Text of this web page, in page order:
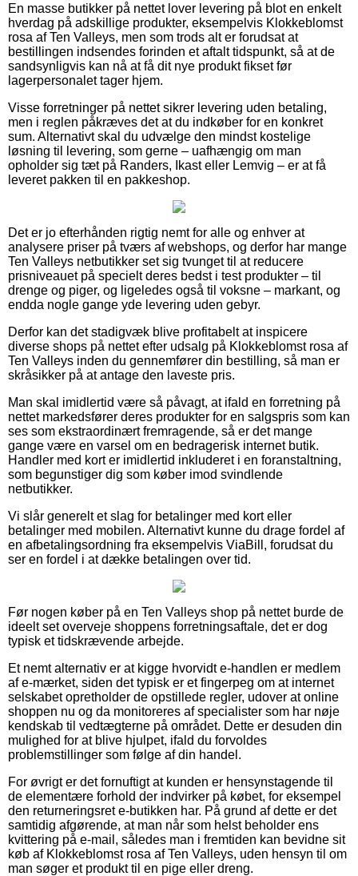
En masse butikker på nettet lover levering på blot en enkelt
hverdag på adskillige produkter, eksempelvis Klokkeblomst
rosa af Ten Valleys, men som trods alt er forudsat at
bestillingen indsendes forinden et aftalt tidspunkt, så at de
sandsynligvis kan nå at få dit nye produkt fikset før
lagerpersonalet tager hjem.
Visse forretninger på nettet sikrer levering uden betaling,
men i reglen påkræves det at du indkøber for en konkret
sum. Alternativt skal du udvælge den mindst kostelige
løsning til levering, som gerne – uafhængig om man
opholder sig tæt på Randers, Ikast eller Lemvig – er at få
leveret pakken til en pakkeshop.
Det er jo efterhånden rigtig nemt for alle og enhver at
analysere priser på tværs af webshops, og derfor har mange
Ten Valleys netbutikker set sig tvunget til at reducere
prisniveauet på specielt deres bedst i test produkter – til
drenge og piger, og ligeledes også til voksne – markant, og
endda nogle gange yde levering uden gebyr.
Derfor kan det stadigvæk blive profitabelt at inspicere
diverse shops på nettet efter udsalg på Klokkeblomst rosa af
Ten Valleys inden du gennemfører din bestilling, så man er
skråsikker på at antage den laveste pris.
Man skal imidlertid være så påvagt, at ifald en forretning på
nettet markedsfører deres produkter for en salgspris som kan
ses som ekstraordinært fremragende, så er det mange
gange være en varsel om en bedragerisk internet butik.
Handler med kort er imidlertid inkluderet i en foranstaltning,
som begunstiger dig som køber imod svindlende
netbutikker.
Vi slår generelt et slag for betalinger med kort eller
betalinger med mobilen. Alternativt kunne du drage fordel af
en afbetalingsordning fra eksempelvis ViaBill, forudsat du
ser en fordel i at dække betalingen over tid.
Før nogen køber på en Ten Valleys shop på nettet burde de
ideelt set overveje shoppens forretningsaftale, det er dog
typisk et tidskrævende arbejde.
Et nemt alternativ er at kigge hvorvidt e-handlen er medlem
af e-mærket, siden det typisk er et fingerpeg om at internet
selskabet opretholder de opstillede regler, udover at online
shoppen nu og da monitoreres af specialister som har nøje
kendskab til vedtægterne på området. Dette er desuden din
mulighed for at blive hjulpet, ifald du forvoldes
problemstillinger som følge af din handel.
For øvrigt er det fornuftigt at kunden er hensynstagende til
de elementære forhold der indvirker på købet, for eksempel
den returneringsret e-butikken har. På grund af dette er det
samtidig afgørende, at man når som helst beholder ens
kvittering på e-mail, således man i fremtiden kan bevidne sit
køb af Klokkeblomst rosa af Ten Valleys, uden hensyn til om
man søger et produkt til en pige eller dreng.